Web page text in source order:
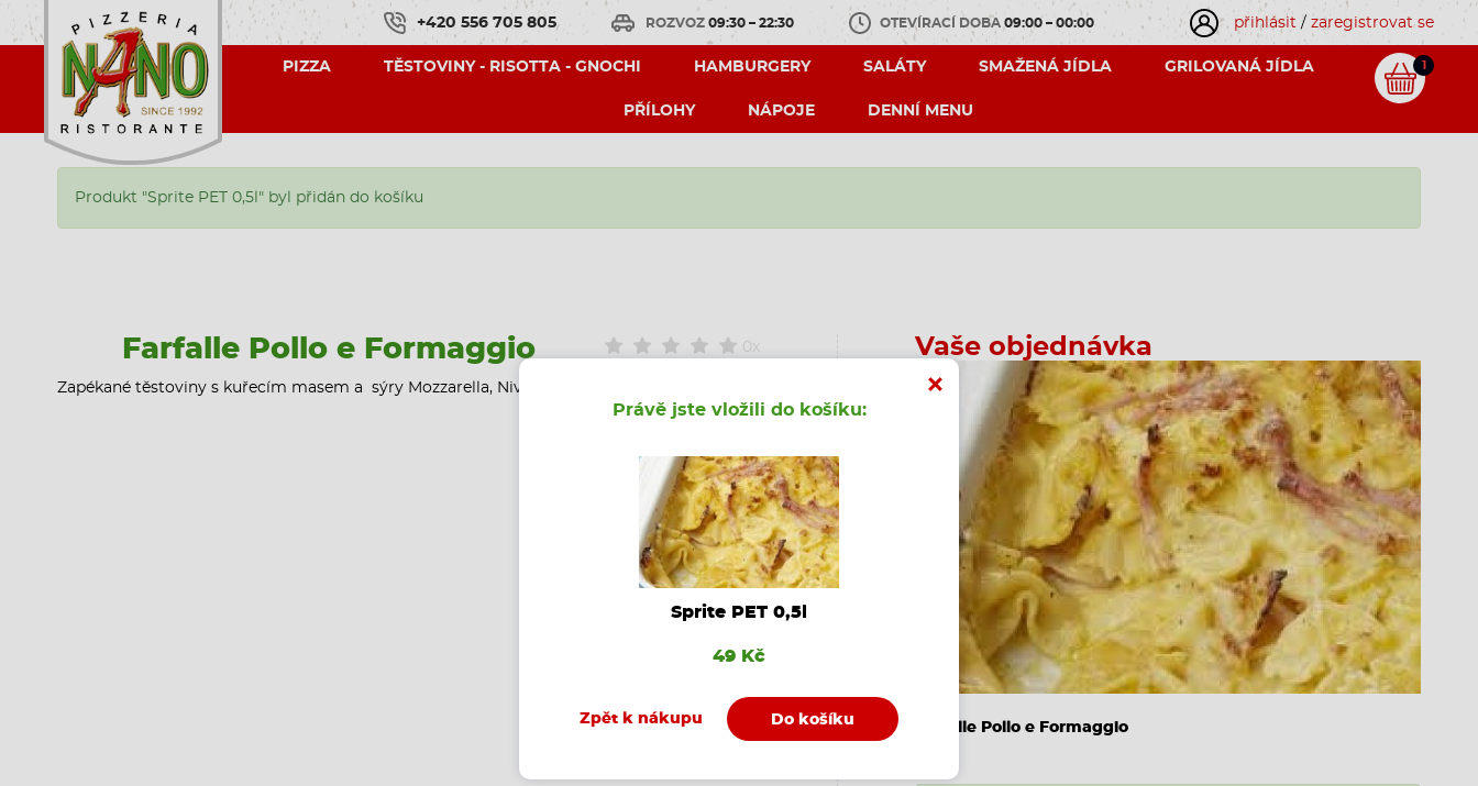
+420 556 705 805 ROZVOZ 09:30 – 22:30 OTEVÍRACÍ DOBA 09:00 – 00:00 přihlásit / zaregistrovat se
PIZZA TĚSTOVINY - RISOTTA - GNOCHI HAMBURGERY SALÁTY SMAŽENÁ JÍDLA GRILOVANÁ JÍDLA
PŘÍLOHY NÁPOJE DENNÍ MENU
1
Produkt "Sprite PET 0,5l" byl přidán do košíku
0x
Farfalle Pollo e Formaggio
Zapékané těstoviny s kuřecím masem a sýry Mozzarella, Niva, Parmazán, smetana, bazalka
Vaše objednávka
Farfalle Pollo e Formaggio
Právě jste vložili do košíku:
Sprite PET 0,5l
49 Kč
Zpět k nákupu Do košíku